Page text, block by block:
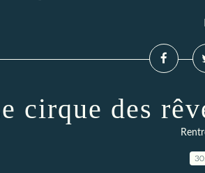
cirque des